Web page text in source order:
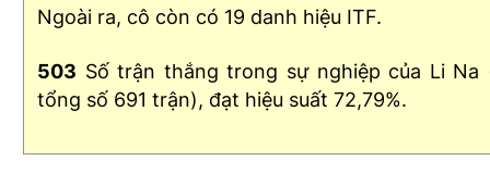
Ngoài ra, cô còn có 19 danh hiệu ITF.
503 Số trận thắng trong sự nghiệp của Li Na
tổng số 691 trận), đạt hiệu suất 72,79%.